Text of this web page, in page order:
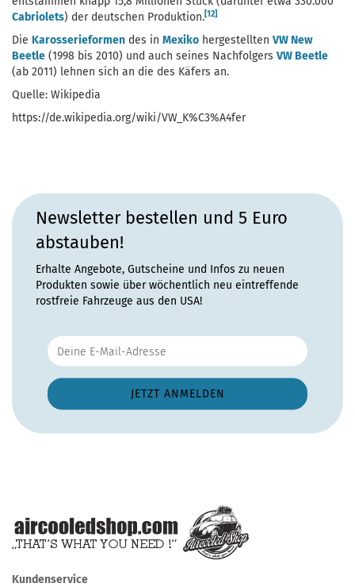
Cabriolets) der deutschen Produktion.[12]
Die Karosserieformen des in Mexiko hergestellten VW New
Beetle (1998 bis 2010) und auch seines Nachfolgers VW Beetle
(ab 2011) lehnen sich an die des Käfers an.
Quelle: Wikipedia
https://de.wikipedia.org/wiki/VW_K%C3%A4fer
Newsletter bestellen und 5 Euro
abstauben!
Erhalte Angebote, Gutscheine und Infos zu neuen
Produkten sowie über wöchentlich neu eintreffende
rostfreie Fahrzeuge aus den USA!
Kundenservice